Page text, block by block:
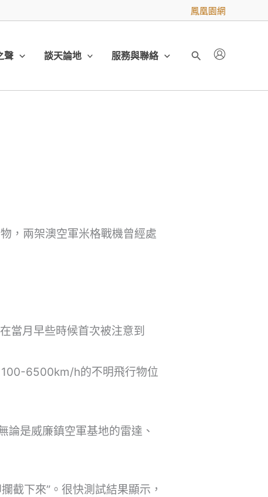
鳳凰園網
聲 談天論地 服務與聯絡
搜
，兩架澳空軍米格戰機曾經處
當月早些時候首次被注意到
6500km/h的不明飛行物位
論是威廉鎮空軍基地的雷達、
截下來”。很快測試結果顯示，